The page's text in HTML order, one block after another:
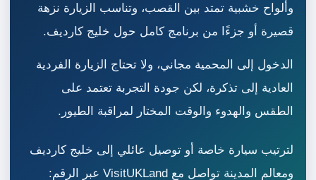
وألواح خشبية تمتد بين القصب، وتناسب الزيارة نزهة
قصيرة أو جزءًا من برنامج كامل حول خليج كارديف.
الدخول إلى المحمية مجاني، ولا تحتاج الزيارة الفردية
العادية إلى تذكرة، لكن جودة التجربة تعتمد على
الطقس والهدوء والوقت المختار لمراقبة الطيور.
لترتيب سيارة خاصة أو توصيل عائلي إلى خليج كارديف
ومعالم المدينة تواصل مع VisitUKLand عبر الرقم: